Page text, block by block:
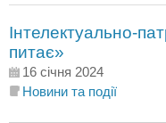
Інтелектуально-
питає»
16 січня 2024
Новини та події